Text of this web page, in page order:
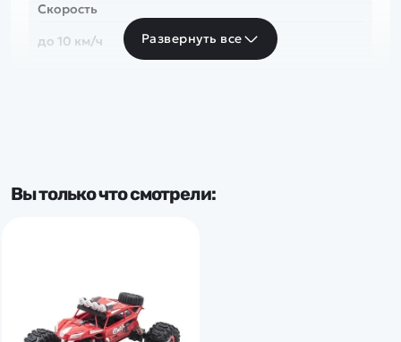
Скорость
до 10 км/ч
RTR
Развернуть все
Вы только что смотрели: